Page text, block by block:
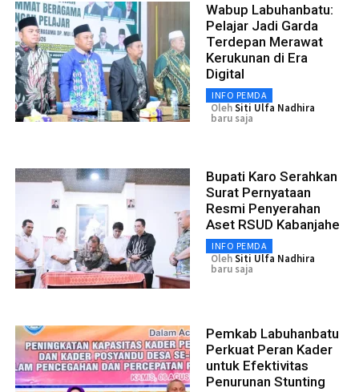
Wabup Labuhanbatu:
Pelajar Jadi Garda
Terdepan Merawat
Kerukunan di Era
Digital
INFO PEMDA
OlehSiti Ulfa Nadhira
baru saja
Bupati Karo Serahkan
Surat Pernyataan
Resmi Penyerahan
Aset RSUD Kabanjahe
INFO PEMDA
OlehSiti Ulfa Nadhira
baru saja
Pemkab Labuhanbatu
Perkuat Peran Kader
untuk Efektivitas
Penurunan Stunting